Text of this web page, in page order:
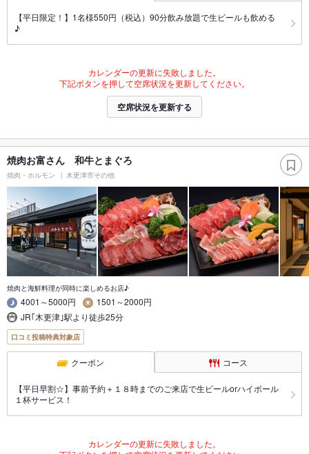
【平日限定！】1名様550円（税込）90分飲み放題で生ビールも飲める
♪
カレンダーの更新に失敗しました。
下記ボタンを押して空席状況を更新してください。
空席状況を更新する
焼肉お富さん 和牛とまぐろ
焼肉・ホルモン 木更津市その他
焼肉と海鮮料理が同時に楽しめるお店♪
4001～5000円
1501～2000円
JR｢木更津｣駅より徒歩25分
口コミ投稿特典対象店
クーポン コース
【平日早割☆】事前予約＋１８時までのご来店で生ビールorハイボール
１杯サービス！
カレンダーの更新に失敗しました。